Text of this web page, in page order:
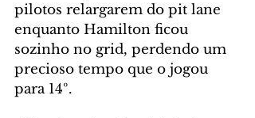
pilotos relargarem do pit lane
enquanto Hamilton ficou
sozinho no grid, perdendo um
precioso tempo que o jogou
para 14º.